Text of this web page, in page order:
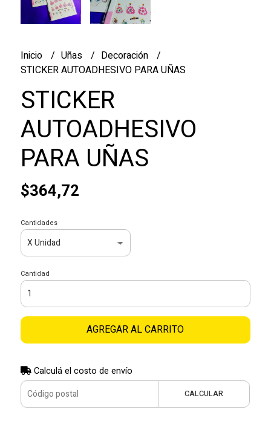
Inicio Uñas
Decoración
STICKER AUTOADHESIVO PARA UÑAS
STICKER
AUTOADHESIVO
PARA UÑAS
$364,72
Cantidades
Cantidad
AGREGAR AL CARRITO
Calculá el costo de envío
CALCULAR